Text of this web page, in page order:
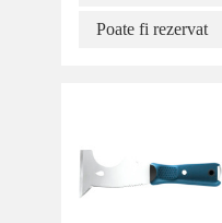
Poate fi rezervat